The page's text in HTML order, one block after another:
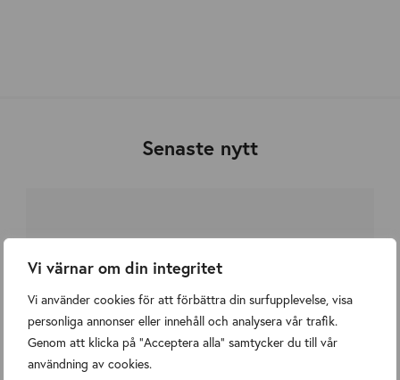
Vi värnar om din integritet
Vi använder cookies för att förbättra din surfupplevelse, visa
personliga annonser eller innehåll och analysera vår trafik.
Genom att klicka på "Acceptera alla" samtycker du till vår
användning av cookies.
Senaste nytt